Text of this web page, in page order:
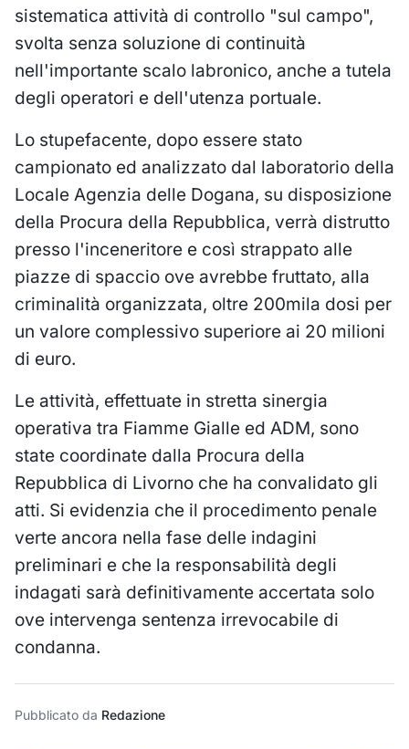
sistematica attività di controllo "sul campo",
svolta senza soluzione di continuità
nell'importante scalo labronico, anche a tutela
degli operatori e dell'utenza portuale.
Lo stupefacente, dopo essere stato
campionato ed analizzato dal laboratorio della
Locale Agenzia delle Dogana, su disposizione
della Procura della Repubblica, verrà distrutto
presso l'inceneritore e così strappato alle
piazze di spaccio ove avrebbe fruttato, alla
criminalità organizzata, oltre 200mila dosi per
un valore complessivo superiore ai 20 milioni
di euro.
Le attività, effettuate in stretta sinergia
operativa tra Fiamme Gialle ed ADM, sono
state coordinate dalla Procura della
Repubblica di Livorno che ha convalidato gli
atti. Si evidenzia che il procedimento penale
verte ancora nella fase delle indagini
preliminari e che la responsabilità degli
indagati sarà definitivamente accertata solo
ove intervenga sentenza irrevocabile di
condanna.
Pubblicato da Redazione